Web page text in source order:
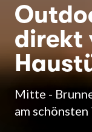
direkt
Mitte -
am schönsten